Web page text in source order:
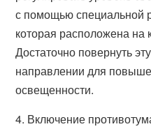
с помощью специальной
которая расположена на
Достаточно повернуть
направлении для
освещенности.
4. Включение